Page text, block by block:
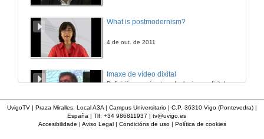
What is postmodernism?
4 de out. de 2011
Imaxe de vídeo dixital
Definición e parámetros dunha imaxe dixital. Resolución e Aspecto. Profundidade da cor. Compresión. Frame por segundo. Entrelazado. Campos, cadros
Inauguración
UvigoTV | Praza Miralles. Local A3A | Campus Universitario | C.P. 36310 Vigo (Pontevedra) |
España | Tlf: +34 986811937 | tv@uvigo.es
Accesibilidade | Aviso Legal| Condicións de uso| Política de cookies